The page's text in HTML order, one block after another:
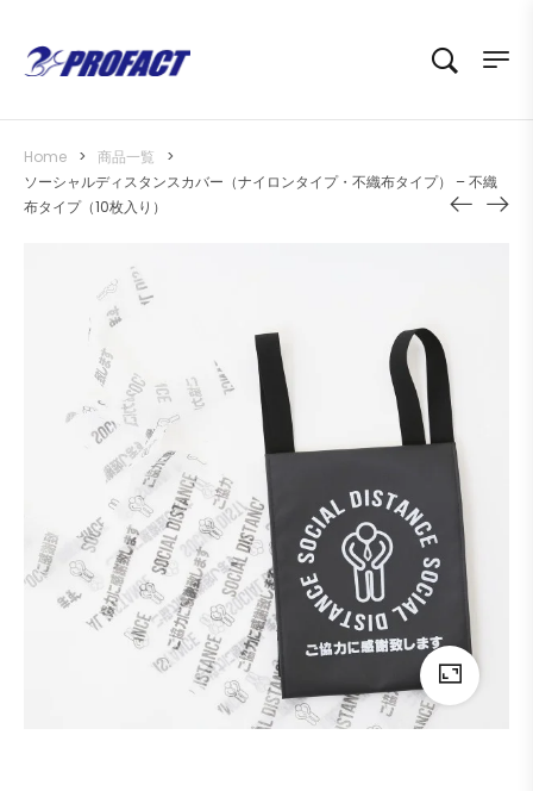
Home > 商品一覧
>
ソーシャルディスタンスカバー（ナイロンタイプ・不織布タイプ） – 不織
布タイプ（10枚入り）